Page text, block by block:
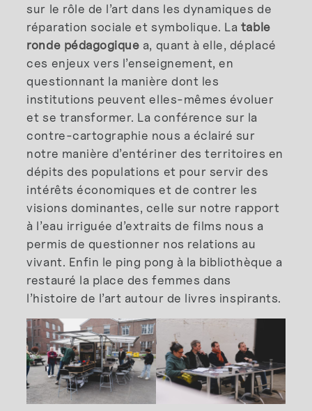
sur le rôle de l’art dans les dynamiques de
réparation sociale et symbolique. La table
ronde pédagogique a, quant à elle, déplacé
ces enjeux vers l’enseignement, en
questionnant la manière dont les
institutions peuvent elles-mêmes évoluer
et se transformer. La conférence sur la
contre-cartographie nous a éclairé sur
notre manière d’entériner des territoires en
dépits des populations et pour servir des
intérêts économiques et de contrer les
visions dominantes, celle sur notre rapport
à l’eau irriguée d’extraits de films nous a
permis de questionner nos relations au
vivant. Enfin le ping pong à la bibliothèque a
restauré la place des femmes dans
l’histoire de l’art autour de livres inspirants.